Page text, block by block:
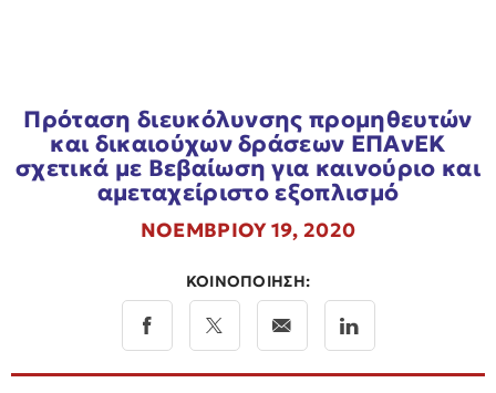
Πρόταση διευκόλυνσης προμηθευτών
και δικαιούχων δράσεων ΕΠΑνΕΚ
σχετικά με Βεβαίωση για καινούριο και
αμεταχείριστο εξοπλισμό
ΝΟΕΜΒΡΙΟΥ 19, 2020
ΚΟΙΝΟΠΟΙΗΣΗ: